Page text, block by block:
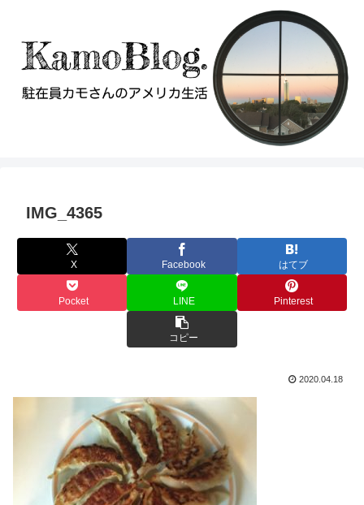
IMG_4365
X Facebook はてブ
Pocket LINE Pinterest
コピー
2020.04.18